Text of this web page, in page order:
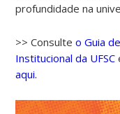
profundidade na
>> Consulteo Guia
Institucional da UFSC
aqui.